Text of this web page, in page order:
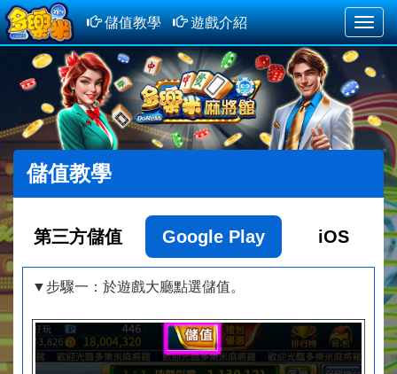
Toggle
儲值教學 遊戲介紹
儲值教學
第三方儲值 Google Play iOS
▼步驟一：於遊戲大廳點選儲值。